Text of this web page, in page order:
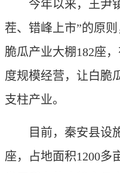
今年以来，王尹镇
茬、错峰上市”的原
脆瓜产业大棚182座
度规模经营，让白脆
支柱产业。
目前，秦安县设施
座，占地面积1200多